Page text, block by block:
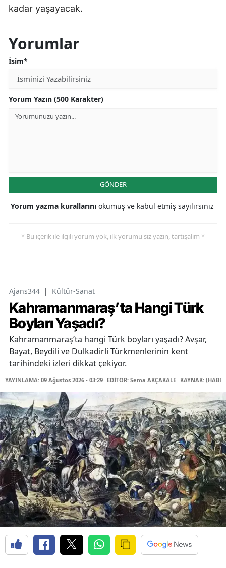
kadar yaşayacak.
Yorumlar
İsim*
Yorum Yazın (500 Karakter)
GÖNDER
Yorum yazma kurallarını okumuş ve kabul etmiş sayılırsınız
* Bu içerik ile ilgili yorum yok, ilk yorumu siz yazın, tartışalım *
Ajans344 | Kültür-Sanat
Kahramanmaraş’ta Hangi Türk
Boyları Yaşadı?
Kahramanmaraş’ta hangi Türk boyları yaşadı? Avşar,
Bayat, Beydili ve Dulkadirli Türkmenlerinin kent
tarihindeki izleri dikkat çekiyor.
YAYINLAMA: 09 Ağustos 2026 - 03:29 EDİTÖR: Sema AKÇAKALE KAYNAK: